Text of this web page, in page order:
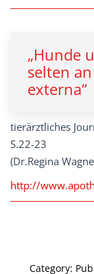
„Hunde
selten
externa“
tierärztliches
S.22-23
(Dr.Regina
http://
Category: